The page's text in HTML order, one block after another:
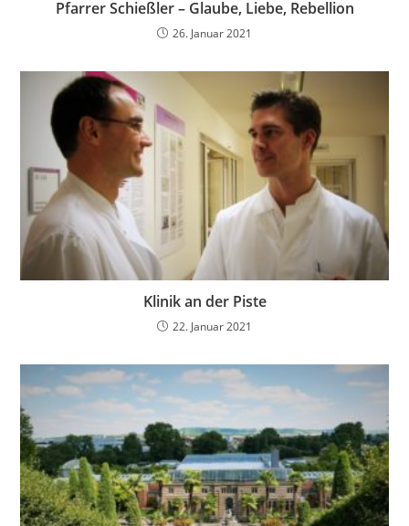
Pfarrer Schießler – Glaube, Liebe, Rebellion
26. Januar 2021
Klinik an der Piste
22. Januar 2021